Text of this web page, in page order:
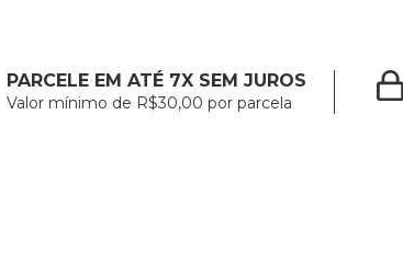
PARCELE EM ATÉ 7X SEM JUROS
Valor mínimo de R$30,00 por parcela